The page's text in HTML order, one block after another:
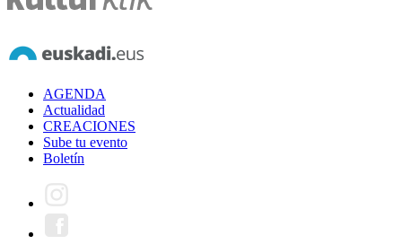
AGENDA
Actualidad
CREACIONES
Sube tu evento
Boletín